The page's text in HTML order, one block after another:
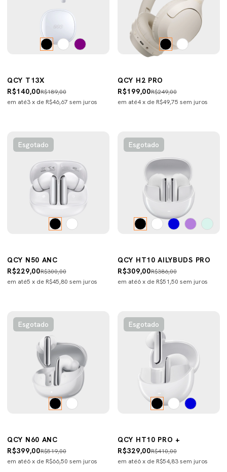
QCY T13X
R$189,00
R$140,00
em até3x de R$46,67 sem juros
QCY H2 PRO
R$249,00
R$199,00
em até4x de R$49,75 sem juros
Esgotado
QCY N50 ANC
R$300,00
R$229,00
em até5 x de R$45,80 sem juros
Esgotado
QCY HT10 AILYBUDS PRO
R$386,00
R$309,00
em até6x de R$51,50 sem juros
Esgotado
QCY N60 ANC
R$519,00
R$399,00
em até6x de R$66,50 sem juros
Esgotado
QCY HT10 PRO +
R$410,00
R$329,00
em até6x de R$54,83sem juros